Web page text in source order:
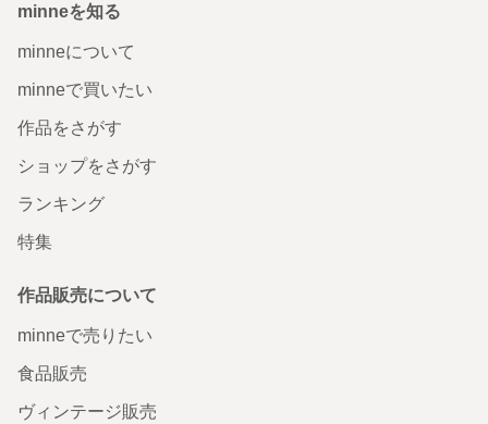
minneを知る
minneについて
minneで買いたい
作品をさがす
ショップをさがす
ランキング
特集
作品販売について
minneで売りたい
食品販売
ヴィンテージ販売